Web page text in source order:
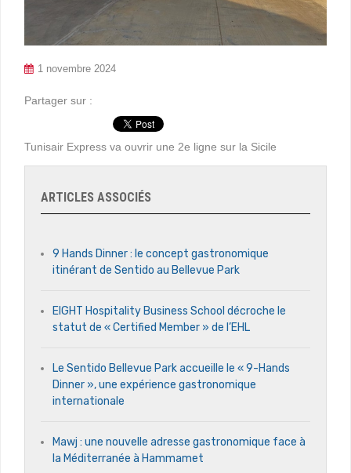
1 novembre 2024
Partager sur :
Tunisair Express va ouvrir une 2e ligne sur la Sicile
ARTICLES ASSOCIÉS
9 Hands Dinner : le concept gastronomique
itinérant de Sentido au Bellevue Park
EIGHT Hospitality Business School décroche le
statut de « Certified Member » de l’EHL
Le Sentido Bellevue Park accueille le « 9-Hands
Dinner », une expérience gastronomique
internationale
Mawj : une nouvelle adresse gastronomique face à
la Méditerranée à Hammamet